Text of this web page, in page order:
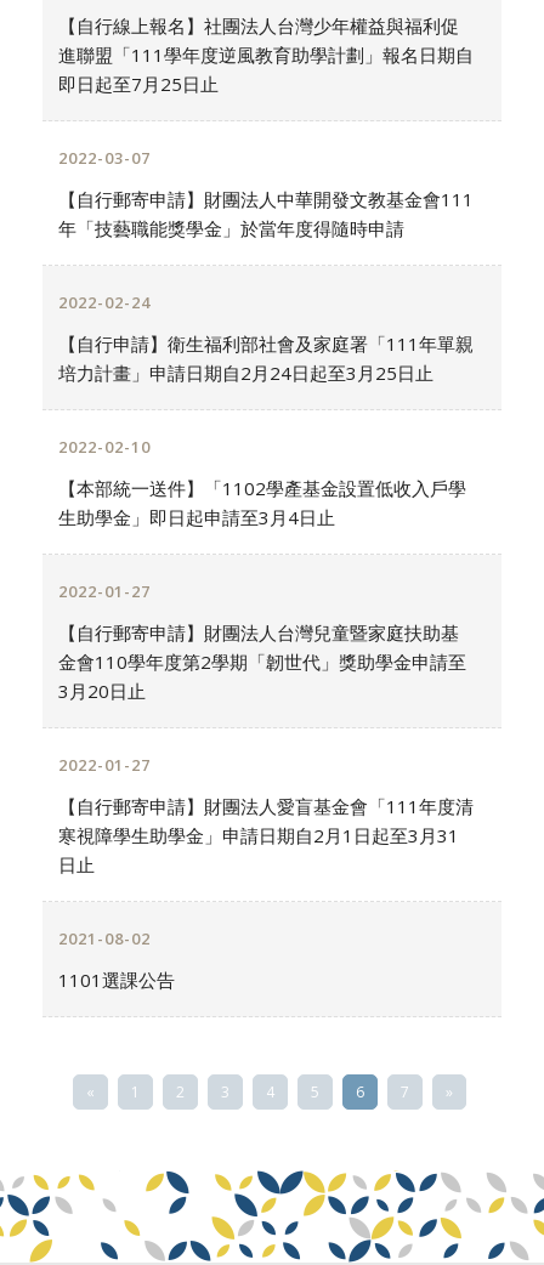
【自行線上報名】社團法人台灣少年權益與福利促
進聯盟「111學年度逆風教育助學計劃」報名日期自
即日起至7月25日止
2022-03-07
【自行郵寄申請】財團法人中華開發文教基金會111
年「技藝職能獎學金」於當年度得隨時申請
2022-02-24
【自行申請】衛生福利部社會及家庭署「111年單親
培力計畫」申請日期自2月24日起至3月25日止
2022-02-10
【本部統一送件】「1102學產基金設置低收入戶學
生助學金」即日起申請至3月4日止
2022-01-27
【自行郵寄申請】財團法人台灣兒童暨家庭扶助基
金會110學年度第2學期「韌世代」獎助學金申請至
3月20日止
2022-01-27
【自行郵寄申請】財團法人愛盲基金會「111年度清
寒視障學生助學金」申請日期自2月1日起至3月31
日止
2021-08-02
1101選課公告
« 1 2 3 4 5 6 7 »